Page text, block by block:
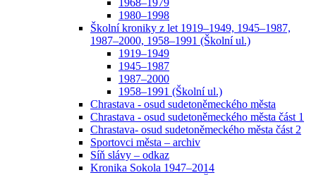
1968–1979
1980–1998
Školní kroniky z let 1919–1949, 1945–1987,
1987–2000, 1958–1991 (Školní ul.)
1919–1949
1945–1987
1987–2000
1958–1991 (Školní ul.)
Chrastava - osud sudetoněmeckého města
Chrastava - osud sudetoněmeckého města část 1
Chrastava- osud sudetoněmeckého města část 2
Sportovci města – archiv
Síň slávy – odkaz
Kronika Sokola 1947–2014